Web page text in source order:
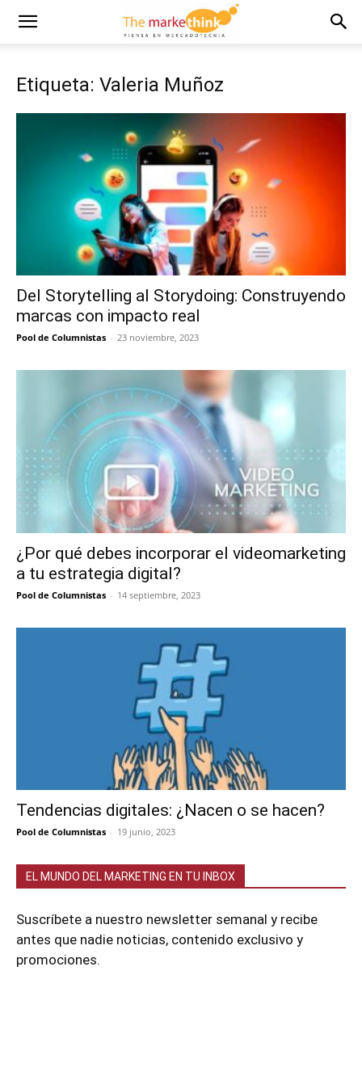
Etiqueta: Valeria Muñoz
Del Storytelling al Storydoing: Construyendo
marcas con impacto real
Pool de Columnistas - 23 noviembre, 2023
¿Por qué debes incorporar el videomarketing
a tu estrategia digital?
Pool de Columnistas - 14 septiembre, 2023
Tendencias digitales: ¿Nacen o se hacen?
Pool de Columnistas - 19 junio, 2023
EL MUNDO DEL MARKETING EN TU INBOX
Suscríbete a nuestro newsletter semanal y recibe
antes que nadie noticias, contenido exclusivo y
promociones.